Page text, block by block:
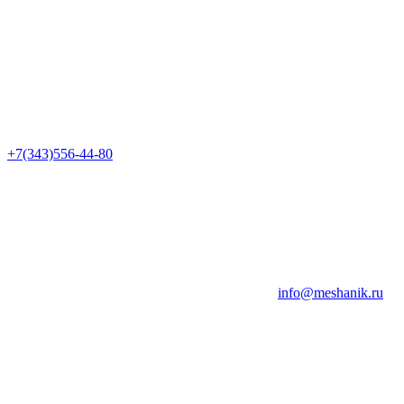
+7(343)556-44-80
info@meshanik.ru